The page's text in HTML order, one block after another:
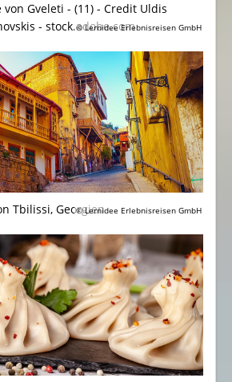
© Lernidee Erlebnisreisen GmbH
von Gveleti - (11) - Credit Uldis
- stock.adobe.com
© Lernidee Erlebnisreisen GmbH
Tbilissi, Georgien